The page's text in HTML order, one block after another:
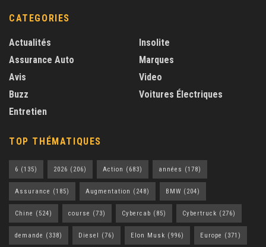
CATEGORIES
Actualités
Assurance Auto
Avis
Buzz
Entretien
Insolite
Marques
Video
Voitures Électriques
TOP THÉMATIQUES
6 (135) 2026 (206) Action (683) années (178)
Assurance (185) Augmentation (248) BMW (204)
Chine (524) course (73) Cybercab (85) Cybertruck (276)
demande (338) Diesel (76) Elon Musk (996) Europe (371)